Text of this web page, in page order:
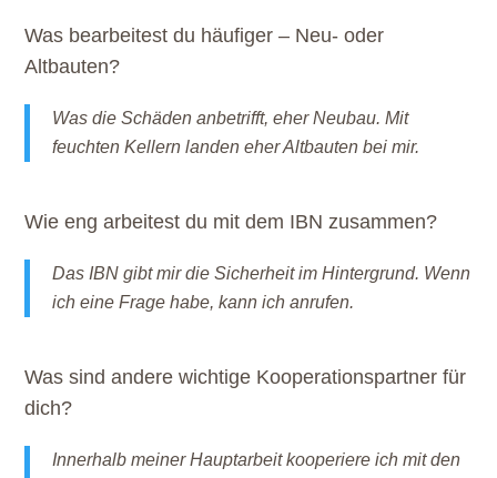
Was bearbeitest du häufiger – Neu- oder
Altbauten?
Was die Schäden anbetrifft, eher Neubau. Mit
feuchten Kellern landen eher Altbauten bei mir.
Wie eng arbeitest du mit dem IBN zusammen?
Das IBN gibt mir die Sicherheit im Hintergrund. Wenn
ich eine Frage habe, kann ich anrufen.
Was sind andere wichtige Kooperationspartner für
dich?
Innerhalb meiner Hauptarbeit kooperiere ich mit den